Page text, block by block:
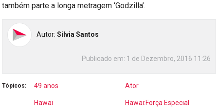
também parte a longa metragem ‘Godzilla’.
Autor:Silvia Santos
Publicado em: 1 de Dezembro, 2016 11:26
Tópicos: 49 anos Ator
Hawai Hawai:Força Especial